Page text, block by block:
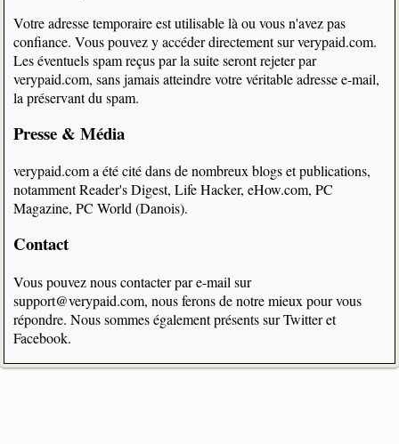
Votre adresse temporaire est utilisable là ou vous n'avez pas
confiance. Vous pouvez y accéder directement sur verypaid.com.
Les éventuels spam reçus par la suite seront rejeter par
verypaid.com, sans jamais atteindre votre véritable adresse e-mail,
la préservant du spam.
Presse & Média
verypaid.com a été cité dans de nombreux blogs et publications,
notamment Reader's Digest, Life Hacker, eHow.com, PC
Magazine, PC World (Danois).
Contact
Vous pouvez nous contacter par e-mail sur
support@verypaid.com, nous ferons de notre mieux pour vous
répondre. Nous sommes également présents sur Twitter et
Facebook.